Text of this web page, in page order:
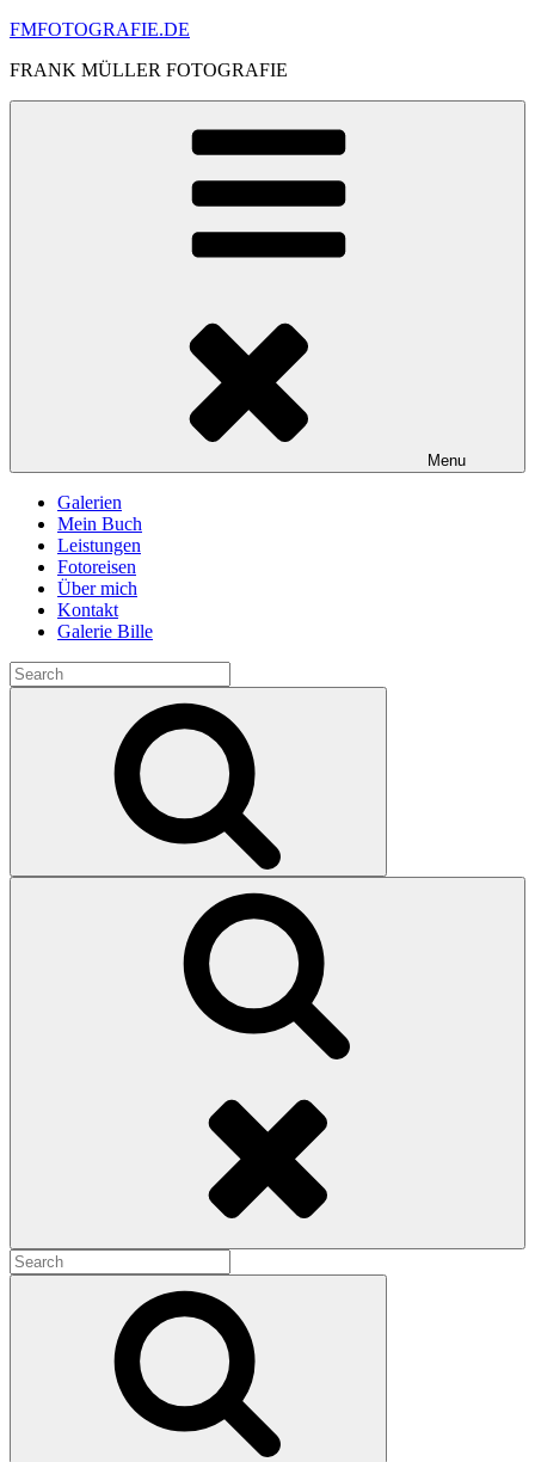
Skip
content
FMFOTOGRAFIE.DE
FRANK MÜLLER FOTOGRAFIE
Menu
Galerien
Mein Buch
Leistungen
Fotoreisen
Über mich
Kontakt
Galerie Bille
Search
for:
Search
for: